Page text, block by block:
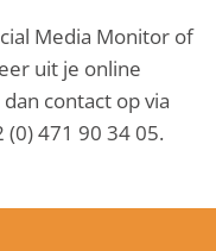
Media Monitor of
uit je online
contact op via
(0) 471 90 34 05.